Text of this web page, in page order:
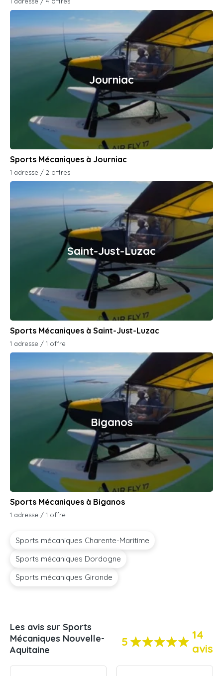
Journiac
Sports Mécaniques à Journiac
1 adresse / 2 offres
Saint-Just-Luzac
Sports Mécaniques à Saint-Just-Luzac
1 adresse / 1 offre
Biganos
Sports Mécaniques à Biganos
1 adresse / 1 offre
Sports mécaniques Charente-Maritime
Sports mécaniques Dordogne
Sports mécaniques Gironde
Les avis sur Sports
Mécaniques Nouvelle-
Aquitaine
5
14
avis